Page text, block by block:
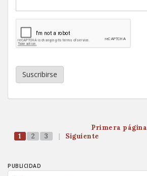
Suscribirse
Primera página
1
2 3 | Siguiente
PUBLICIDAD